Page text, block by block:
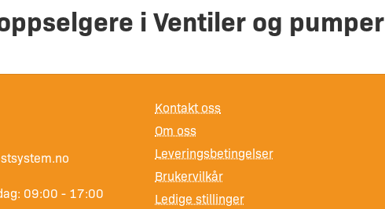
i Ventiler og pumper
09:00 - 17:00
Kontakt oss
Om oss
Leveringsbetingelser
Brukervilkår
Ledige stillinger